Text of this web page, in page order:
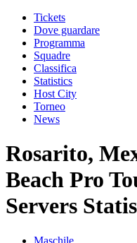
Tickets
Dove guardare
Programma
Squadre
Classifica
Statistics
Host City
Torneo
News
Rosarito,
Beach Pro
Servers
Maschile